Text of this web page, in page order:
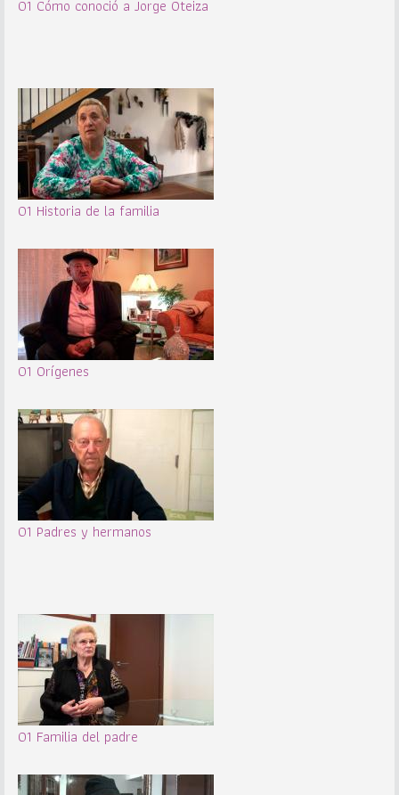
01 Cómo conoció a Jorge Oteiza
01 Historia de la familia
01 Orígenes
01 Padres y hermanos
01 Familia del padre